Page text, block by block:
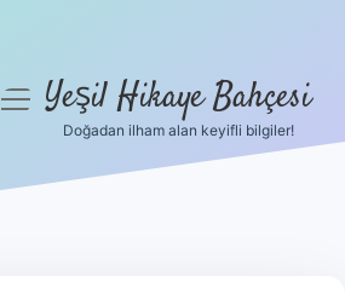
menüyüYeşil Hikaye Bahçesi
Doğadan ilham alan keyifli bilgiler!